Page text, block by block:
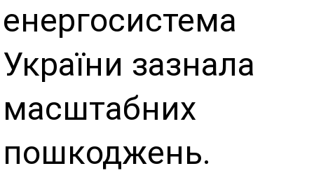
енергосистема
України зазнала
масштабних
пошкоджень.